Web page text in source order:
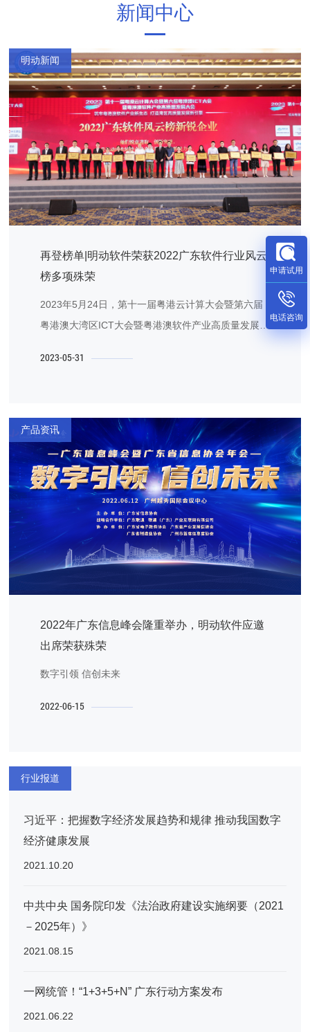
新闻中心
明动新闻
再登榜单|明动软件荣获2022广东软件行业风云
榜多项殊荣
2023年5月24日，第十一届粤港云计算大会暨第六届
粤港澳大湾区ICT大会暨粤港澳软件产业高质量发展大
2023-05-31
产品资讯
2022年广东信息峰会隆重举办，明动软件应邀
出席荣获殊荣
数字引领 信创未来
2022-06-15
行业报道
习近平：把握数字经济发展趋势和规律 推动我国数字
经济健康发展
2021.10.20
中共中央 国务院印发《法治政府建设实施纲要（2021
－2025年）》
2021.08.15
一网统管！“1+3+5+N” 广东行动方案发布
2021.06.22
申请试用
电话咨询